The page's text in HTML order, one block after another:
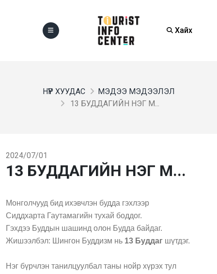
Хайх
НҮҮР ХУУДАС
МЭДЭЭ МЭДЭЭЛЭЛ
13 БУДДАГИЙН НЭГ М...
2024/07/01
13 БУДДАГИЙН НЭГ М...
Монголчууд бид ихэвчлэн будда гэхлээр
Сиддхарта Гаутамагийн тухай боддог.
Гэхдээ Буддын шашинд олон Будда байдаг.
Жишээлбэл: Шингон Буддизм нь 13 Буддаг шүтдэг.
Нэг бүрчлэн танилцуулбал таны нойр хүрэх тул